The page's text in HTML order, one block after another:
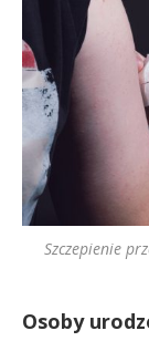
Szczepienie
Osoby